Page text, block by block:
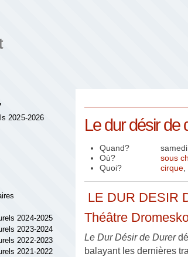
Le dur désir de
Quand?
Où?
sous
Quoi?
cirque,
LE DUR DESIR
Théâtre
Le Dur Désir de Durer
balayant les dernières
2025-2026
2024-2025
2023-2024
2022-2023
2021-2022